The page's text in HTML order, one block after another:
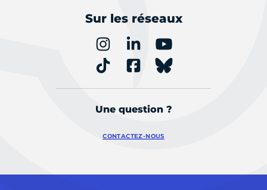
Sur les réseaux
Une question ?
CONTACTEZ-NOUS